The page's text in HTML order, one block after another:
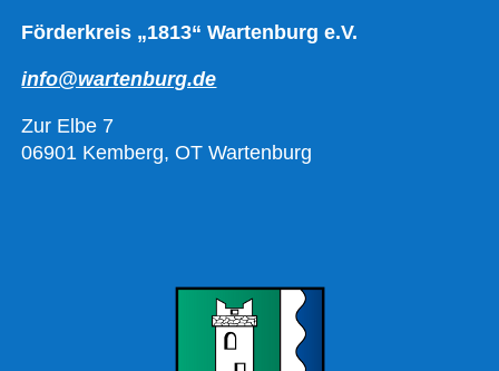
Förderkreis „1813“ Wartenburg e.V.
info@wartenburg.de
Zur Elbe 7
06901 Kemberg, OT Wartenburg